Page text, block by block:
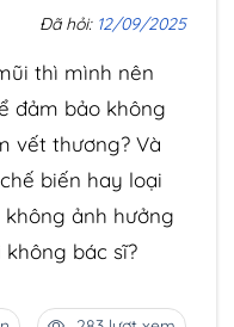
Đã hỏi: 12/09/2025
thì mình nên
đảm bảo không
vết thương? Và
biến hay loại
ảnh hưởng
bác sĩ?